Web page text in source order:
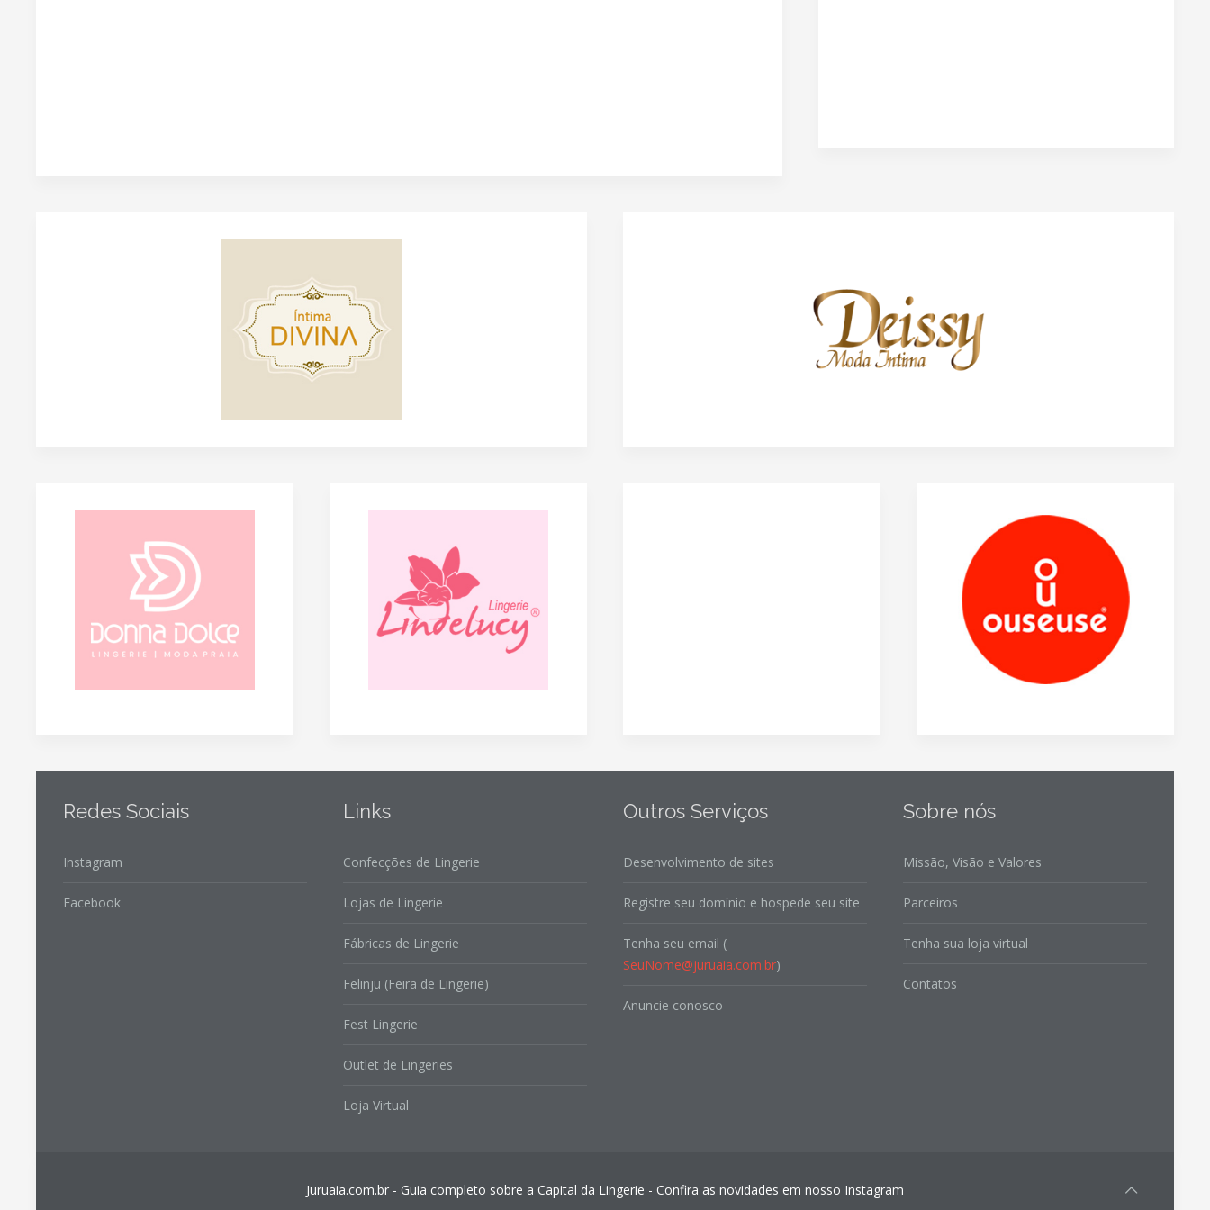
Redes Sociais
Instagram
Facebook
Links
Confecções de Lingerie
Lojas de Lingerie
Fábricas de Lingerie
Felinju (Feira de Lingerie)
Fest Lingerie
Outlet de Lingeries
Loja Virtual
Outros Serviços
Desenvolvimento de sites
Registre seu domínio e hospede seu site
Tenha seu email (
SeuNome@juruaia.com.br)
Anuncie conosco
Sobre nós
Missão, Visão e Valores
Parceiros
Tenha sua loja virtual
Contatos
Juruaia.com.br - Guia completo sobre a Capital da Lingerie - Confira as novidades em nosso Instagram